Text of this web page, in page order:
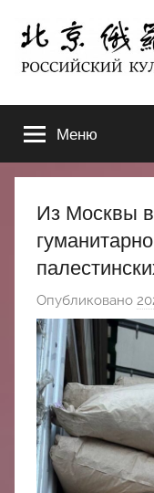
содержимому
北
京
俄
罗
斯
文
化
中
心
ЦЕНТР
В
ПЕКИНЕ
Меню
Из Москвы
Опубликовано